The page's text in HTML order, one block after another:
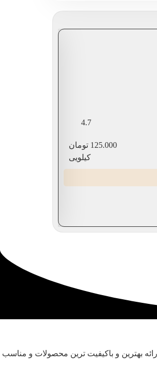
4.7
125.000 تومان
کیلویی
بهترین و باکیفیت ترین محصولات و مناسب